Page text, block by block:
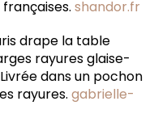
shandor.fr
drape la table
rayures glaise-
dans un pochon
rayures. gabrielle-